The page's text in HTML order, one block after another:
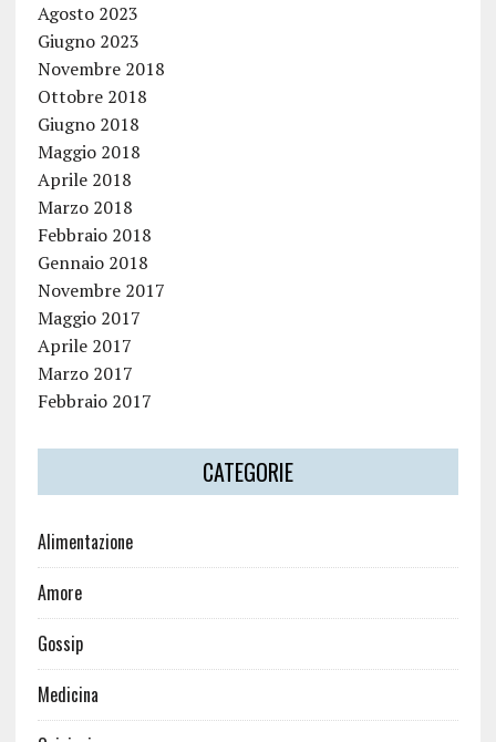
Agosto 2023
Giugno 2023
Novembre 2018
Ottobre 2018
Giugno 2018
Maggio 2018
Aprile 2018
Marzo 2018
Febbraio 2018
Gennaio 2018
Novembre 2017
Maggio 2017
Aprile 2017
Marzo 2017
Febbraio 2017
CATEGORIE
Alimentazione
Amore
Gossip
Medicina